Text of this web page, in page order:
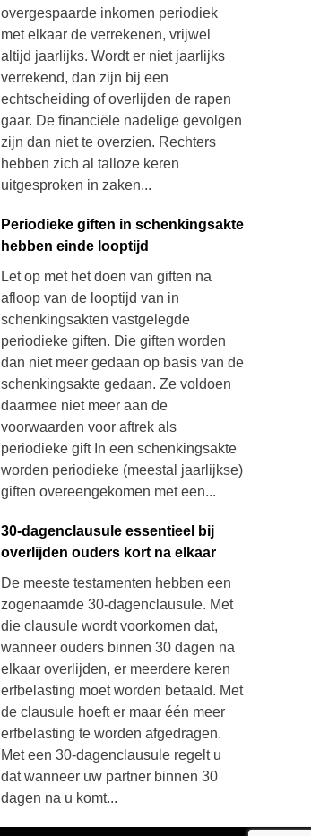
overgespaarde inkomen periodiek
met elkaar de verrekenen, vrijwel
altijd jaarlijks. Wordt er niet jaarlijks
verrekend, dan zijn bij een
echtscheiding of overlijden de rapen
gaar. De financiële nadelige gevolgen
zijn dan niet te overzien. Rechters
hebben zich al talloze keren
uitgesproken in zaken...
Periodieke giften in schenkingsakte
hebben einde looptijd
Let op met het doen van giften na
afloop van de looptijd van in
schenkingsakten vastgelegde
periodieke giften. Die giften worden
dan niet meer gedaan op basis van de
schenkingsakte gedaan. Ze voldoen
daarmee niet meer aan de
voorwaarden voor aftrek als
periodieke gift In een schenkingsakte
worden periodieke (meestal jaarlijkse)
giften overeengekomen met een...
30-dagenclausule essentieel bij
overlijden ouders kort na elkaar
De meeste testamenten hebben een
zogenaamde 30-dagenclausule. Met
die clausule wordt voorkomen dat,
wanneer ouders binnen 30 dagen na
elkaar overlijden, er meerdere keren
erfbelasting moet worden betaald. Met
de clausule hoeft er maar één meer
erfbelasting te worden afgedragen.
Met een 30-dagenclausule regelt u
dat wanneer uw partner binnen 30
dagen na u komt...